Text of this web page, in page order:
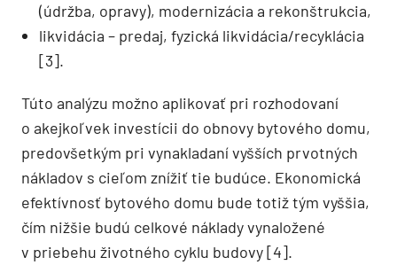
(údržba, opravy), modernizácia a rekonštrukcia,
likvidácia – predaj, fyzická likvidácia/recyklácia
[3].
Túto analýzu možno aplikovať pri rozhodovaní
o akejkoľvek investícii do obnovy bytového domu,
predovšetkým pri vynakladaní vyšších prvotných
nákladov s cieľom znížiť tie budúce. Ekonomická
efektívnosť bytového domu bude totiž tým vyššia,
čím nižšie budú celkové náklady vynaložené
v priebehu životného cyklu budovy [4].